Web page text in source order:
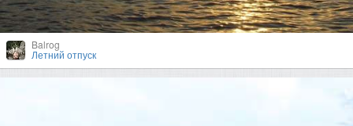
Balrog
Летний отпуск